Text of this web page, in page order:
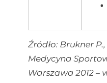
Źródło: Brukner
Medycyna
Warszawa 2012 –